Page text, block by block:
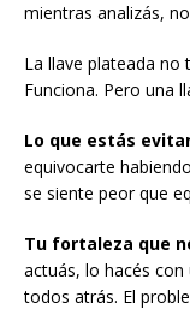
mientras analizás,
La llave plateada no
Funciona. Pero una
Lo que estás
equivocarte
se siente peor que
Tu fortaleza que
actuás, lo hacés con
todos atrás. El